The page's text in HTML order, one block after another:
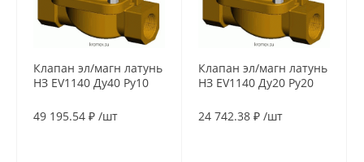
Клапан эл/магн латунь
НЗ EV1140 Ду40 Ру10
Tecofi EV1140-0040-
49 195.54 ₽ /шт
Клапан эл/магн латунь
НЗ EV1140 Ду20 Ру20
Tecofi EV1140-0020-
24 742.38 ₽ /шт